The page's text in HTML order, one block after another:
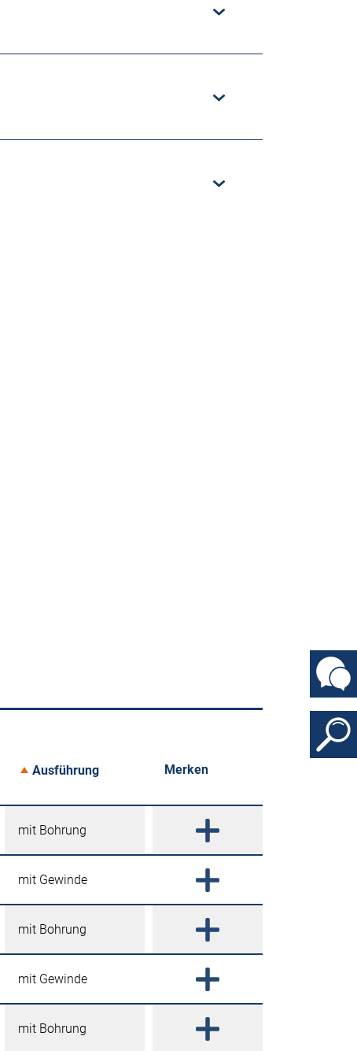
Ausführung Merken
mit Bohrung
mit Gewinde
mit Bohrung
mit Gewinde
mit Bohrung